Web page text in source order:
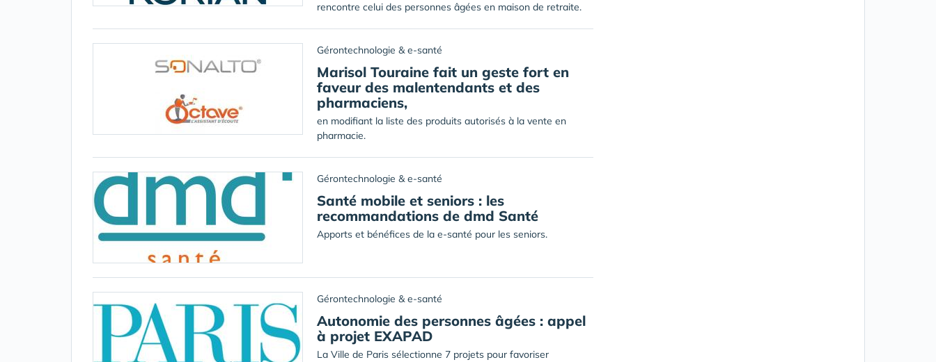
rencontre celui des personnes âgées en maison de retraite.
Gérontechnologie & e-santé
Marisol Touraine fait un geste fort en
faveur des malentendants et des
pharmaciens,
en modifiant la liste des produits autorisés à la vente en
pharmacie.
Gérontechnologie & e-santé
Santé mobile et seniors : les
recommandations de dmd Santé
Apports et bénéfices de la e-santé pour les seniors.
Gérontechnologie & e-santé
Autonomie des personnes âgées : appel
à projet EXAPAD
La Ville de Paris sélectionne 7 projets pour favoriser